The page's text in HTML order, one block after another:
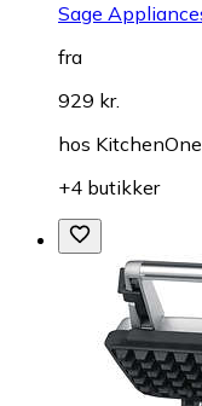
Sage
fra
929 kr.
hos KitchenOne
+4 butikker